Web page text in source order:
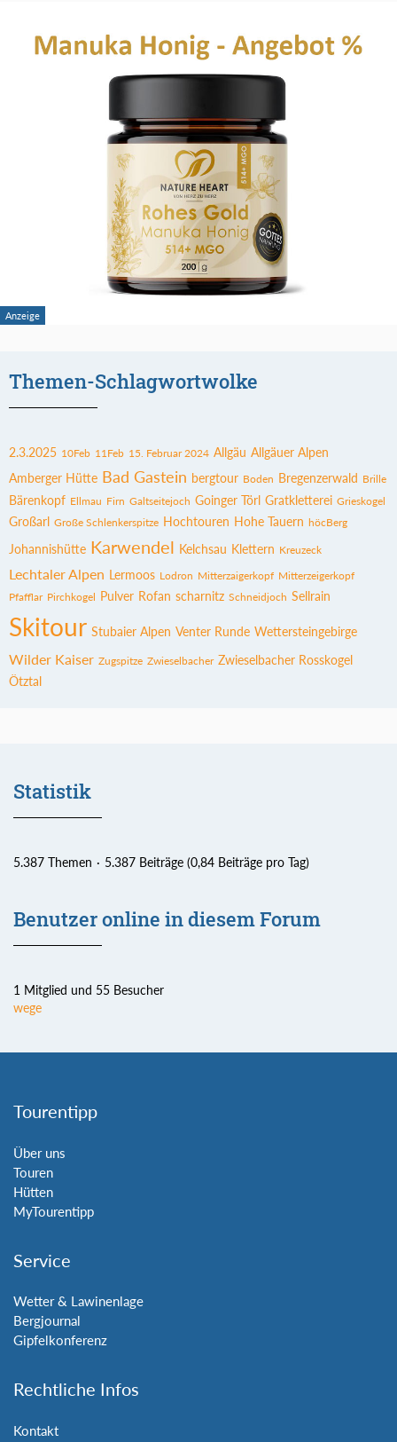
Themen-Schlagwortwolke
2.3.2025 10Feb 11Feb 15. Februar 2024 Allgäu Allgäuer Alpen
Amberger Hütte Bad Gastein bergtour Boden Bregenzerwald Brille
Bärenkopf Ellmau Firn Galtseitejoch Goinger Törl Gratkletterei Grieskogel
Großarl Große Schlenkerspitze Hochtouren Hohe Tauern höcBerg
Johannishütte Karwendel Kelchsau Klettern Kreuzeck
Lechtaler Alpen Lermoos Lodron Mitterzaigerkopf Mitterzeigerkopf
Pfafflar Pirchkogel Pulver Rofan scharnitz Schneidjoch Sellrain
Skitour Stubaier Alpen Venter Runde Wettersteingebirge
Wilder Kaiser Zugspitze Zwieselbacher Zwieselbacher Rosskogel
Ötztal
Statistik
5.387 Themen 5.387 Beiträge (0,84 Beiträge pro Tag)
Benutzer online in diesem Forum
1 Mitglied und 55 Besucher
wege
Tourentipp
Über uns
Touren
Hütten
MyTourentipp
Service
Wetter & Lawinenlage
Bergjournal
Gipfelkonferenz
Rechtliche Infos
Kontakt